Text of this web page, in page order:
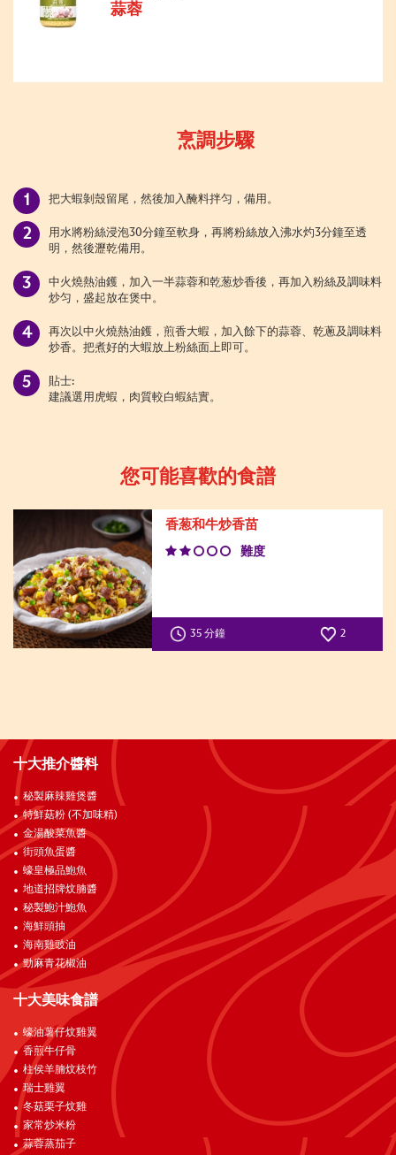
蒜蓉
烹調步驟
把大蝦剝殼留尾，然後加入醃料拌匀，備用。
用水將粉絲浸泡30分鐘至軟身，再將粉絲放入沸水灼3分鐘至透
明，然後瀝乾備用。
中火燒熱油鑊，加入一半蒜蓉和乾葱炒香後，再加入粉絲及調味料
炒匀，盛起放在煲中。
再次以中火燒熱油鑊，煎香大蝦，加入餘下的蒜蓉、乾蔥及調味料
炒香。把煮好的大蝦放上粉絲面上即可。
貼士:
建議選用虎蝦，肉質較白蝦結實。
您可能喜歡的食譜
香葱和牛炒香苗
難度
35 分鐘 2
十大推介醬料
秘製麻辣雞煲醬
特鮮菇粉 (不加味精)
金湯酸菜魚醬
街頭魚蛋醬
蠔皇極品鮑魚
地道招牌炆腩醬
秘製鮑汁鮑魚
海鮮頭抽
海南雞豉油
勁麻青花椒油
十大美味食譜
蠔油薯仔炆雞翼
香煎牛仔骨
柱侯羊腩炆枝竹
瑞士雞翼
冬菇栗子炆雞
家常炒米粉
蒜蓉蒸茄子